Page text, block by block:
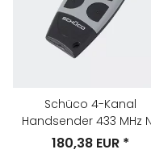
Schüco 4-Kanal
Handsender 433 MHz
242093
180,38 EUR *